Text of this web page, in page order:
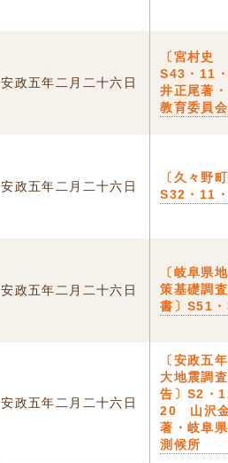
安政五年二月二十六日
〔宮村史
S43・11
井正尾著
教育委員会
安政五年二月二十六日
〔久々野
S32・11
安政五年二月二十六日
〔岐阜県
策基礎調
書〕S51
安政五年二月二十六日
〔安政五
大地震調
告〕S2・
20 山沢
著・岐阜
測候所